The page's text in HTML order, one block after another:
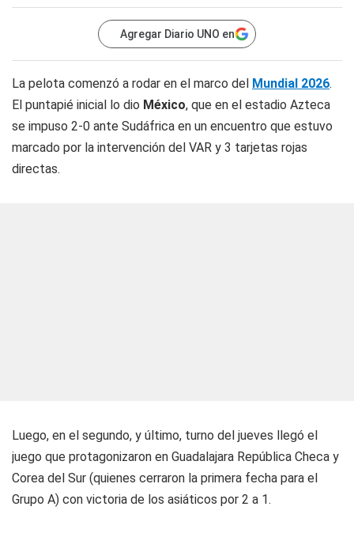
Agregar Diario UNO en
La pelota comenzó a rodar en el marco del Mundial 2026.
El puntapié inicial lo dio México, que en el estadio Azteca
se impuso 2-0 ante Sudáfrica en un encuentro que estuvo
marcado por la intervención del VAR y 3 tarjetas rojas
directas.
Luego, en el segundo, y último, turno del jueves llegó el
juego que protagonizaron en Guadalajara República Checa y
Corea del Sur (quienes cerraron la primera fecha para el
Grupo A) con victoria de los asiáticos por 2 a 1.